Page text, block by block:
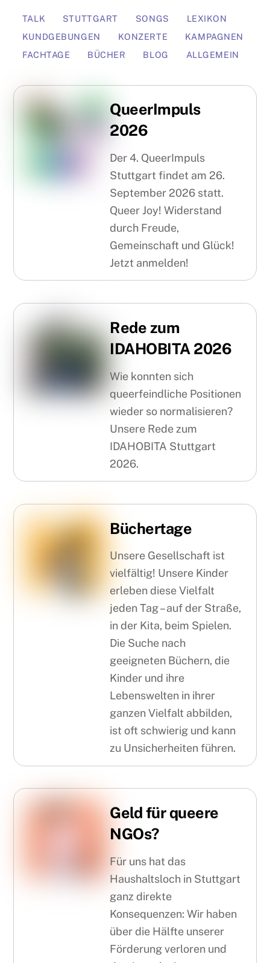
TALK STUTTGART SONGS
LEXIKON
KUNDGEBUNGEN
KONZERTE
KAMPAGNEN
FACHTAGE
BÜCHER BLOG ALLGEMEIN
QueerImpuls
2026
Der 4. QueerImpuls
Stuttgart findet am 26.
September 2026 statt.
Queer Joy! Widerstand
durch Freude,
Gemeinschaft und Glück!
Jetzt anmelden!
Rede zum
IDAHOBITA 2026
Wie konnten sich
queerfeindliche Positionen
wieder so normalisieren?
Unsere Rede zum
IDAHOBITA Stuttgart
2026.
Büchertage
Unsere Gesellschaft ist
vielfältig! Unsere Kinder
erleben diese Vielfalt
jeden Tag – auf der Straße,
in der Kita, beim Spielen.
Die Suche nach
geeigneten Büchern, die
Kinder und ihre
Lebenswelten in ihrer
ganzen Vielfalt abbilden,
ist oft schwierig und kann
zu Unsicherheiten führen.
Geld für queere
NGOs?
Für uns hat das
Haushaltsloch in Stuttgart
ganz direkte
Konsequenzen: Wir haben
über die Hälfte unserer
Förderung verloren und